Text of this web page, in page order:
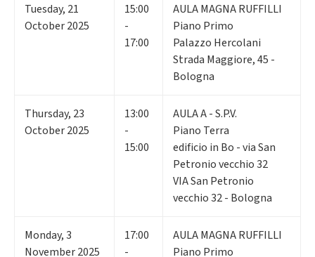
Tuesday, 21
October 2025
15:00
-
17:00
AULA MAGNA RUFFILLI
Piano Primo
Palazzo Hercolani
Strada Maggiore, 45 -
Bologna
Thursday, 23
October 2025
13:00
-
15:00
AULA A - S.P.V.
Piano Terra
edificio in Bo - via San
Petronio vecchio 32
VIA San Petronio
vecchio 32 - Bologna
Monday,3
November 2025
17:00
-
AULA MAGNA RUFFILLI
Piano Primo